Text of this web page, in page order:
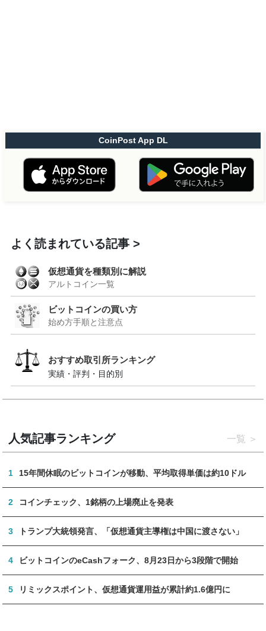
CoinPost App DL
よく読まれている記事
仮想通貨を種類別に解説
アルトコイン一覧
ビットコインの買い方
始め方手順と注意点
おすすめ取引所ランキング
実績・評判・目的別
人気記事ランキング 一覧
1 15年間休眠のビットコインが移動、平均取得単価は約10ドル
2 コインチェック、1銘柄の上場廃止を発表
3 トランプ大統領発言、「仮想通貨主導権は中国に渡さない」
4 ビットコインのeCashフォーク、8月23日から3段階で開始
5 リミックスポイント、仮想通貨運用益が累計約1.6億円に